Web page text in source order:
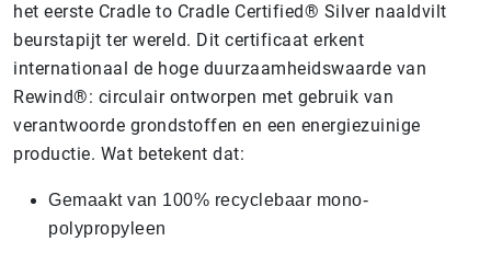
het eerste Cradle to Cradle Certified® Silver naaldvilt
beurstapijt ter wereld. Dit certificaat erkent
internationaal de hoge duurzaamheidswaarde van
Rewind®: circulair ontworpen met gebruik van
verantwoorde grondstoffen en een energiezuinige
productie. Wat betekent dat:
Gemaakt van 100% recyclebaar mono-
polypropyleen